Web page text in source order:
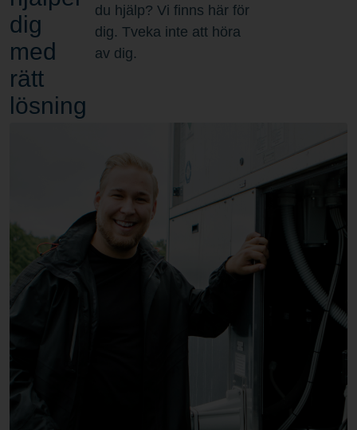
dig
med
rätt
lösning
du hjälp? Vi finns här för
dig. Tveka inte att höra
av dig.